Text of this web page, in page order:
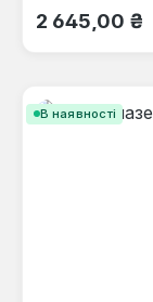
Звичайна
2 645,00 ₴
В наявності